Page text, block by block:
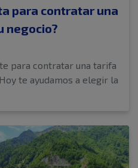
para contratar una
negocio?
para contratar una tarifa
te ayudamos a elegir la